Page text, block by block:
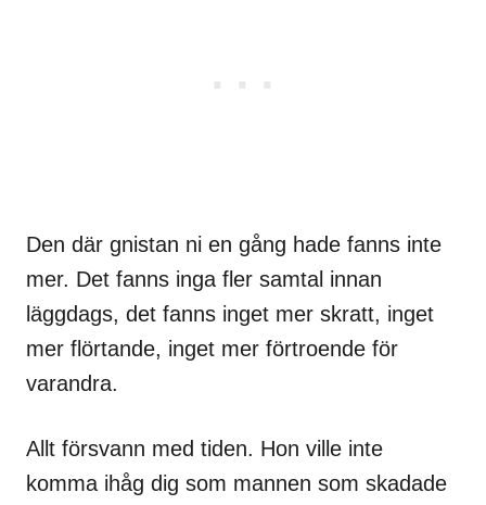
Den där gnistan ni en gång hade fanns inte
mer. Det fanns inga fler samtal innan
läggdags, det fanns inget mer skratt, inget
mer flörtande, inget mer förtroende för
varandra.
Allt försvann med tiden. Hon ville inte
komma ihåg dig som mannen som skadade